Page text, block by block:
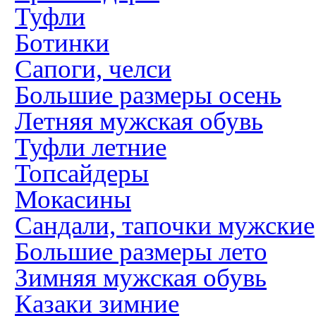
Туфли
Ботинки
Сапоги, челси
Большие размеры осень
Летняя мужская обувь
Туфли летние
Топсайдеры
Мокасины
Сандали, тапочки мужские
Большие размеры лето
Зимняя мужская обувь
Казаки зимние